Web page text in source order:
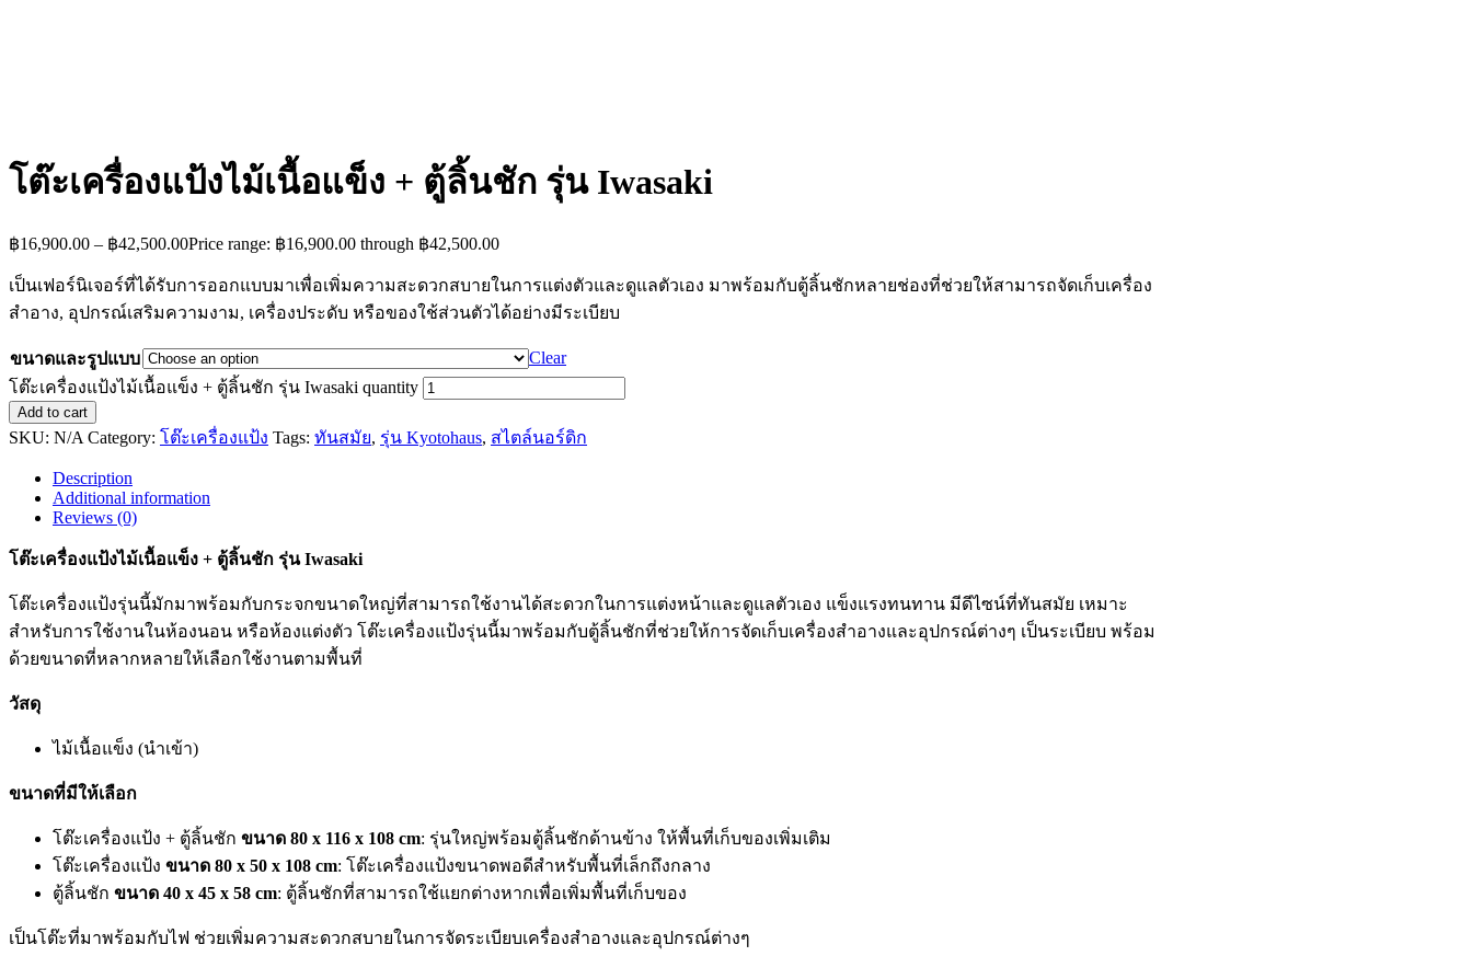
โต๊ะเครื่องแป้งไม้เนื้อแข็ง + ตู้ลิ้นชัก รุ่น Iwasaki
฿16,900.00 – ฿42,500.00Price range: ฿16,900.00 through ฿42,500.00
เป็นเฟอร์นิเจอร์ที่ได้รับการออกแบบมาเพื่อเพิ่มความสะดวกสบายในการแต่งตัวและดูแลตัวเอง มาพร้อมกับตู้ลิ้นชักหลายช่องที่ช่วยให้สามารถจัดเก็บเครื่อง
สำอาง, อุปกรณ์เสริมความงาม, เครื่องประดับ หรือของใช้ส่วนตัวได้อย่างมีระเบียบ
ขนาดและรูปแบบ
Clear
โต๊ะเครื่องแป้งไม้เนื้อแข็ง + ตู้ลิ้นชัก รุ่น Iwasaki quantity
Add to cart
SKU: N/A Category: โต๊ะเครื่องแป้ง Tags: ทันสมัย, รุ่น Kyotohaus, สไตล์นอร์ดิก
Description
Additional information
Reviews (0)
โต๊ะเครื่องแป้งไม้เนื้อแข็ง + ตู้ลิ้นชัก รุ่น Iwasaki
โต๊ะเครื่องแป้งรุ่นนี้มักมาพร้อมกับกระจกขนาดใหญ่ที่สามารถใช้งานได้สะดวกในการแต่งหน้าและดูแลตัวเอง แข็งแรงทนทาน มีดีไซน์ที่ทันสมัย เหมาะ
สำหรับการใช้งานในห้องนอน หรือห้องแต่งตัว โต๊ะเครื่องแป้งรุ่นนี้มาพร้อมกับตู้ลิ้นชักที่ช่วยให้การจัดเก็บเครื่องสำอางและอุปกรณ์ต่างๆ เป็นระเบียบ พร้อม
ด้วยขนาดที่หลากหลายให้เลือกใช้งานตามพื้นที่
วัสดุ
ไม้เนื้อแข็ง (นำเข้า)
ขนาดที่มีให้เลือก
โต๊ะเครื่องแป้ง + ตู้ลิ้นชัก ขนาด 80 x 116 x 108 cm: รุ่นใหญ่พร้อมตู้ลิ้นชักด้านข้าง ให้พื้นที่เก็บของเพิ่มเติม
โต๊ะเครื่องแป้ง ขนาด 80 x 50 x 108 cm: โต๊ะเครื่องแป้งขนาดพอดีสำหรับพื้นที่เล็กถึงกลาง
ตู้ลิ้นชัก ขนาด 40 x 45 x 58 cm: ตู้ลิ้นชักที่สามารถใช้แยกต่างหากเพื่อเพิ่มพื้นที่เก็บของ
เป็นโต๊ะที่มาพร้อมกับไฟ ช่วยเพิ่มความสะดวกสบายในการจัดระเบียบเครื่องสำอางและอุปกรณ์ต่างๆ